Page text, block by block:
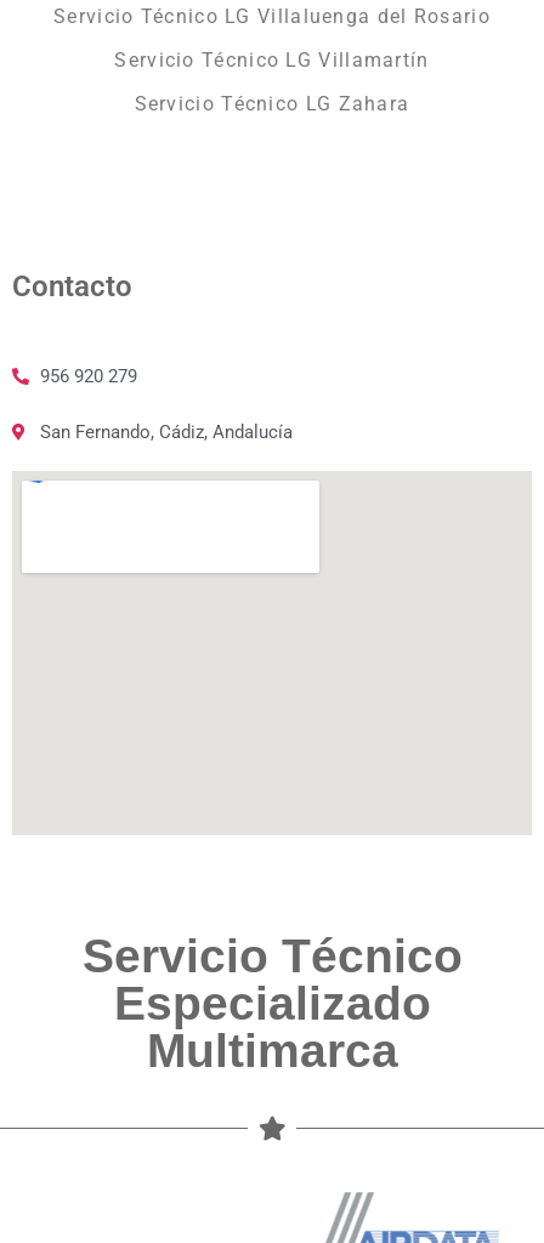
Servicio Técnico LG Villaluenga del Rosario
Servicio Técnico LG Villamartín
Servicio Técnico LG Zahara
Contacto
956 920 279
San Fernando, Cádiz, Andalucía
Servicio Técnico
Especializado
Multimarca